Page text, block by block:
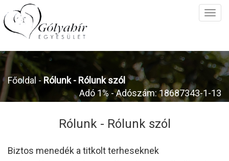
Főoldal -Rólunk - Rólunk szól
Adó 1% - Adószám: 18687343-1-13
Rólunk - Rólunk szól
Biztos menedék a titkolt terheseknek